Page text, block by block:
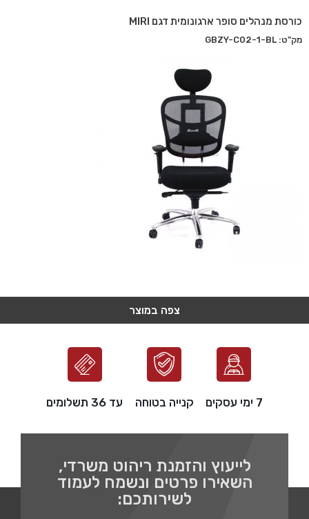
צפה במוצר
צפה במוצר
צפה במוצר
צפה במוצר
כורסת מנהלים סופר ארגונומית דגם MIRI
מק"ט: GBZY-C02-1-BL
צפה במוצר
7 ימי עסקים קנייה בטוחה עד 36 תשלומים
לייעוץ והזמנת ריהוט משרדי,
השאירו פרטים ונשמח לעמוד
לשירותכם: